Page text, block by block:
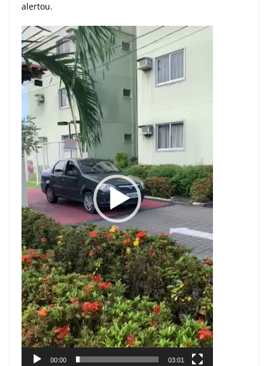
alertou.
Tocador
de
vídeo
00:00 03:01